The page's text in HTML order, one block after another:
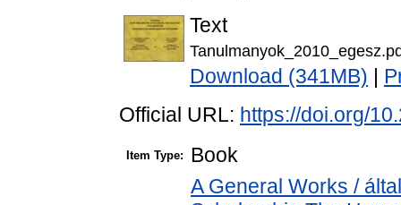
Text
Download (341MB)
Official URL: https://doi.org/
Item Type: Book
A General Works /